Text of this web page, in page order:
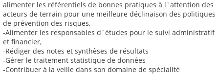
alimenter les référentiels de bonnes pratiques à l`attention des
acteurs de terrain pour une meilleure déclinaison des politiques
de prévention des risques,
-Alimenter les responsables d`études pour le suivi administratif
et financier,
-Rédiger des notes et synthèses de résultats
-Gérer le traitement statistique de données
-Contribuer à la veille dans son domaine de spécialité